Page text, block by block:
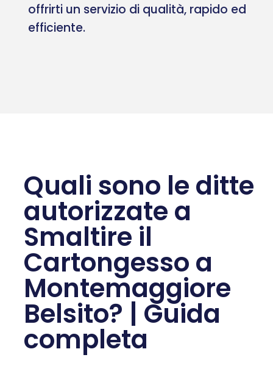
offrirti un servizio di qualità, rapido ed
efficiente.
Quali sono le ditte
autorizzate a
Smaltire il
Cartongesso a
Montemaggiore
Belsito? | Guida
completa